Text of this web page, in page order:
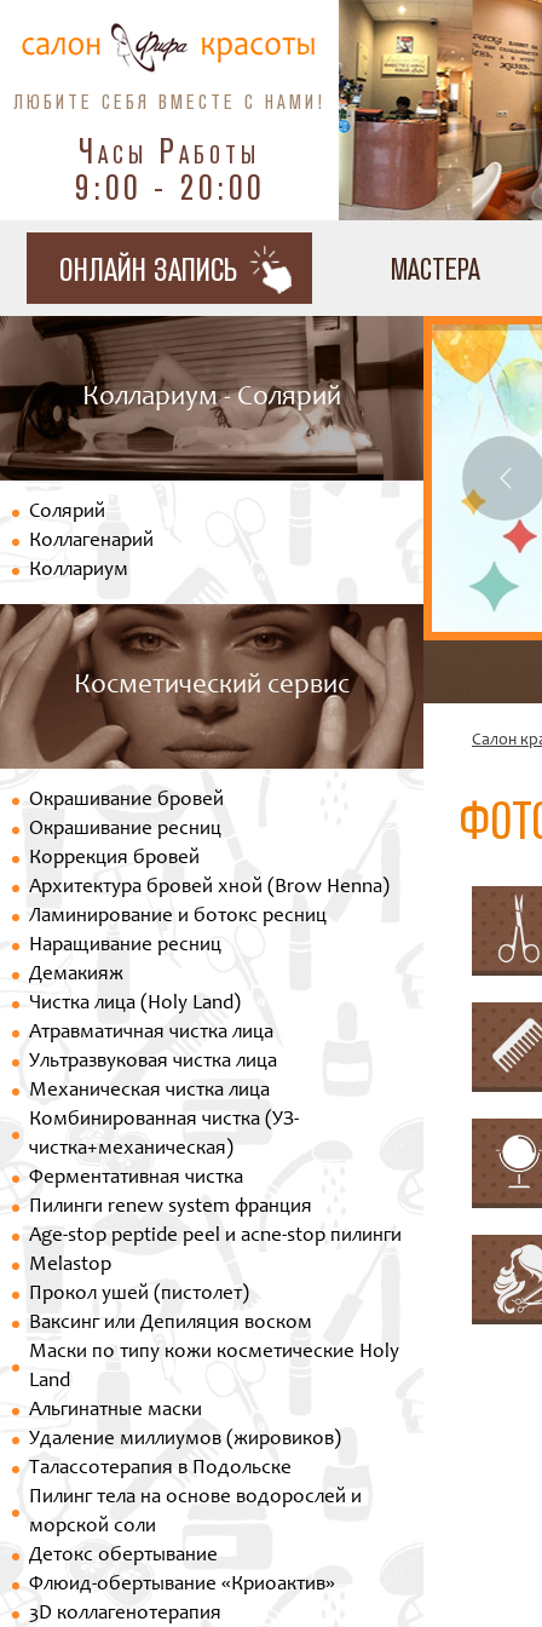
ЛЮБИТЕ СЕБЯ ВМЕСТЕ С НАМИ!
Часы Работы
9:00 - 20:00
ОНЛАЙН ЗАПИСЬ МАСТЕРА
Коллариум - Солярий
Солярий
Коллагенарий
Коллариум
Косметический сервис
Окрашивание бровей
Окрашивание ресниц
Коррекция бровей
Архитектура бровей хной (Brow Henna)
Ламинирование и ботокс ресниц
Наращивание ресниц
Демакияж
Чистка лица (Holy Land)
Атравматичная чистка лица
Ультразвуковая чистка лица
Механическая чистка лица
Комбинированная чистка (УЗ-
чистка+механическая)
Ферментативная чистка
Пилинги renew system франция
Age-stop peptide peel и acne-stop пилинги
Melastop
Прокол ушей (пистолет)
Ваксинг или Депиляция воском
Маски по типу кожи косметические Holy
Land
Альгинатные маски
Удаление миллиумов (жировиков)
Талассотерапия в Подольске
Пилинг тела на основе водорослей и
морской соли
Детокс обертывание
Флюид-обертывание «Криоактив»
3D коллагенотерапия
Салон